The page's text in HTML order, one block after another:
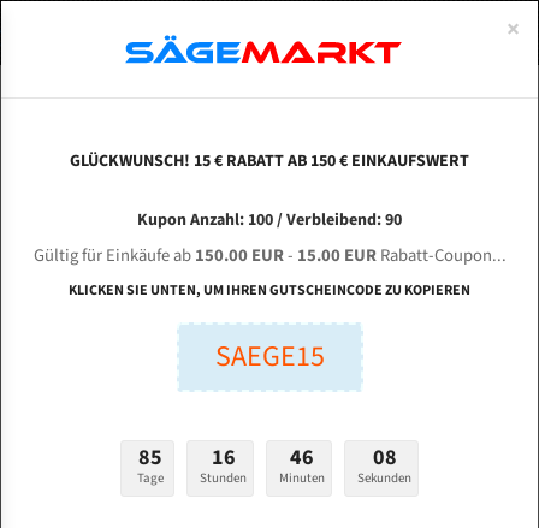
TRENNJAEGER TEBA 501 GHA für 4400 mm Bi-
Metall Bandsägeblätter
Bandsägeblätter für Trennjäger
Länge (mm):
ABOUTS
ENGLISH
Bi-Metall Meterware
Fleischerei Bandsägeblätter
Bandmesser Glatt Meterware
Konvex Meterware
×
GLÜCKWUNSCH! 15 € RABATT AB 150 € EINKAUFSWERT
Kupon Anzahl: 100 / Verbleibend: 90
Gültig für Einkäufe ab150.00 EUR- 15.00 EURRabatt-Coupon...
KLICKEN SIE UNTEN, UM IHREN GUTSCHEINCODE ZU KOPIEREN
SAEGE15
85
Tage
16
Stunden
46
Minuten
06
Sekunden